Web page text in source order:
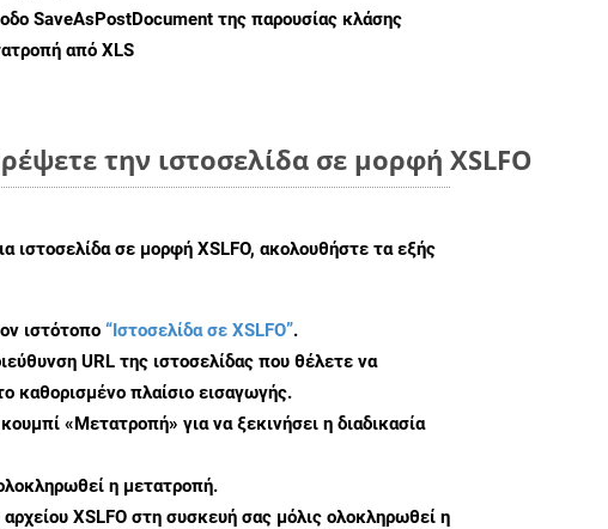
SaveAsPostDocument της παρουσίας κλάσης
από XLS
την ιστοσελίδα σε μορφή XSLFO
ιστοσελίδα σε μορφή XSLFO, ακολουθήστε τα εξής
ιστότοπο “Ιστοσελίδα σε XSLFO”.
URL της ιστοσελίδας που θέλετε να
καθορισμένο πλαίσιο εισαγωγής.
«Μετατροπή» για να ξεκινήσει η διαδικασία
η μετατροπή.
XSLFO στη συσκευή σας μόλις ολοκληρωθεί η